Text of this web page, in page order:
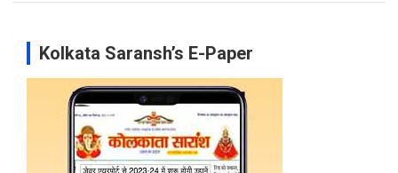
Kolkata Saransh’s E-Paper